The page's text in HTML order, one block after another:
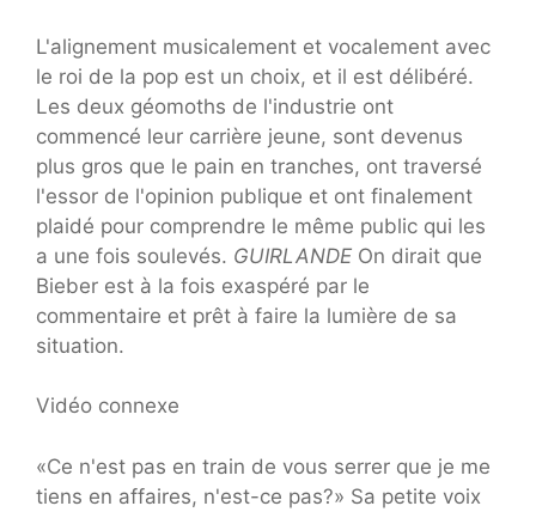
L'alignement musicalement et vocalement avec
le roi de la pop est un choix, et il est délibéré.
Les deux géomoths de l'industrie ont
commencé leur carrière jeune, sont devenus
plus gros que le pain en tranches, ont traversé
l'essor de l'opinion publique et ont finalement
plaidé pour comprendre le même public qui les
a une fois soulevés. GUIRLANDE On dirait que
Bieber est à la fois exaspéré par le
commentaire et prêt à faire la lumière de sa
situation.
Vidéo connexe
«Ce n'est pas en train de vous serrer que je me
tiens en affaires, n'est-ce pas?» Sa petite voix